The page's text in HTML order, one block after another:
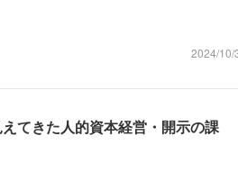
2024/10/
てきた人的資本経営・開示の課